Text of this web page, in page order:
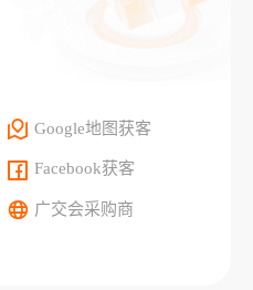
Google地图获客
Facebook获客
广交会采购商